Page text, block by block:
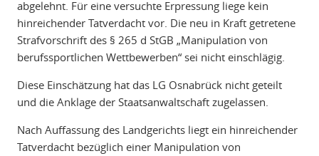
abgelehnt. Für eine versuchte Erpressung liege kein
hinreichender Tatverdacht vor. Die neu in Kraft getretene
Strafvorschrift des § 265 d StGB „Manipulation von
berufssportlichen Wettbewerben“ sei nicht einschlägig.
Diese Einschätzung hat das LG Osnabrück nicht geteilt
und die Anklage der Staatsanwaltschaft zugelassen.
Nach Auffassung des Landgerichts liegt ein hinreichender
Tatverdacht bezüglich einer Manipulation von